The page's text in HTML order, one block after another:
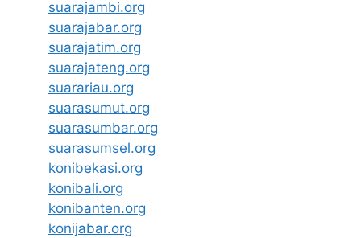
suarajambi.org
suarajabar.org
suarajatim.org
suarajateng.org
suarariau.org
suarasumut.org
suarasumbar.org
suarasumsel.org
konibekasi.org
konibali.org
konibanten.org
konijabar.org